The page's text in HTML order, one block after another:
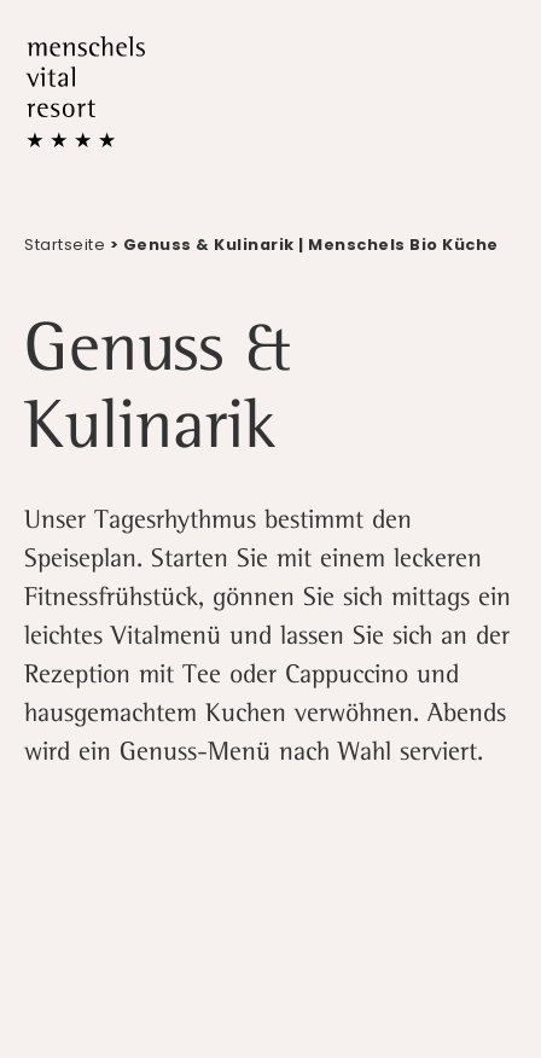
Startseite > Genuss & Kulinarik | Menschels Bio Küche
Genuss &
Kulinarik
Unser Tagesrhythmus bestimmt den
Speiseplan. Starten Sie mit einem leckeren
Fitnessfrühstück, gönnen Sie sich mittags ein
leichtes Vitalmenü und lassen Sie sich an der
Rezeption mit Tee oder Cappuccino und
hausgemachtem Kuchen verwöhnen. Abends
wird ein Genuss-Menü nach Wahl serviert.